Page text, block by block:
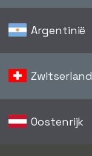
Argentinië
Zwitserland
Oostenrijk